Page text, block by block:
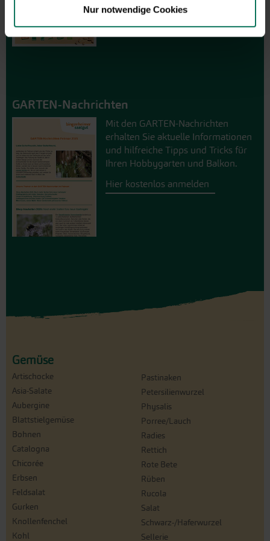
Nur notwendige Cookies
GARTEN-Nachrichten
Mit den GARTEN-Nachrichten
erhalten Sie aktuelle Informationen
und hilfreiche Tipps und Tricks für
Ihren Hobbygarten und Balkon.
Hier kostenlos anmelden
Gemüse
Artischocke
Asia-Salate
Aubergine
Blattstielgemüse
Bohnen
Catalogna
Chicorée
Erbsen
Feldsalat
Gurken
Knollenfenchel
Kohl
Pastinaken
Petersilienwurzel
Physalis
Porree/Lauch
Radies
Rettich
Rote Bete
Rüben
Rucola
Salat
Schwarz-/Haferwurzel
Sellerie